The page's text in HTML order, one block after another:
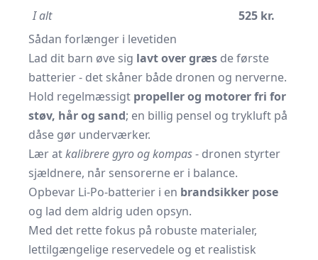
I alt
525 kr.
Sådan forlænger i levetiden
Lad dit barn øve sig lavt over græs de første
batterier - det skåner både dronen og nerverne.
Hold regelmæssigt propeller og motorer fri for
støv, hår og sand; en billig pensel og trykluft på
dåse gør underværker.
Lær atkalibrere gyro og kompas- dronen styrter
sjældnere, når sensorerne er i balance.
Opbevar Li-Po-batterier i en brandsikker pose
og lad dem aldrig uden opsyn.
Med det rette fokus på robuste materialer,
lettilgængelige reservedele og et realistisk